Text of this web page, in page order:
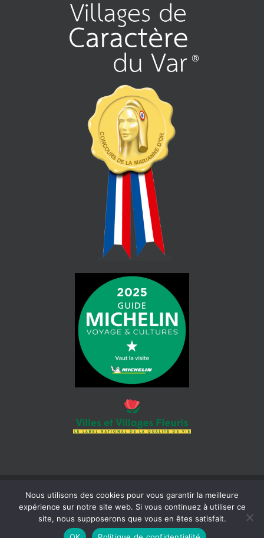
© 2026 Mairie de Cotignac | Tous droits réservés | Siret : 218 300
465 000 18 |Mentions légales| Réalisation :Béaba-informatique
Nous utilisons des cookies pour vous garantir la meilleure
expérience sur notre site web. Si vous continuez à utiliser ce
site, nous supposerons que vous en êtes satisfait.